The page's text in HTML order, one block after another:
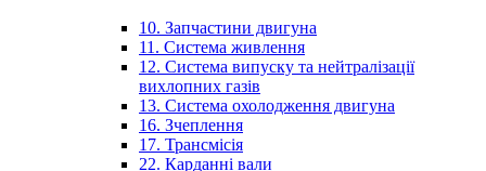
10. Запчастини двигуна
11. Система живлення
12. Система випуску та нейтралізації
вихлопних газів
13. Система охолодження двигуна
16. Зчеплення
17. Трансмісія
22. Карданні вали